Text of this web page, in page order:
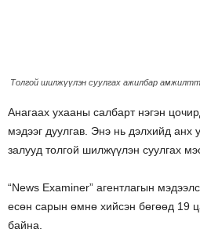
Толгой шилжүүлэн суулгах ажилбар
Анагаах ухааны салбарт нэгэн
мэдээг дуулгав. Энэ нь дэлхийд анх
залууд толгой шилжүүлэн суулгах
“News Examiner” агентлагын
есөн сарын өмнө хийсэн бөгөөд 19
байна.